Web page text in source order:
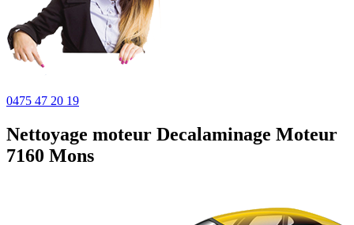
0475 47 20 19
Nettoyage moteur Decalaminage Moteur
7160 Mons